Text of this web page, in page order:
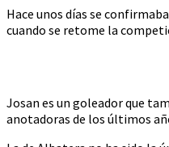
Hace unos días se
cuando se retome la
Josan es un goleador que
anotadoras de los últimos